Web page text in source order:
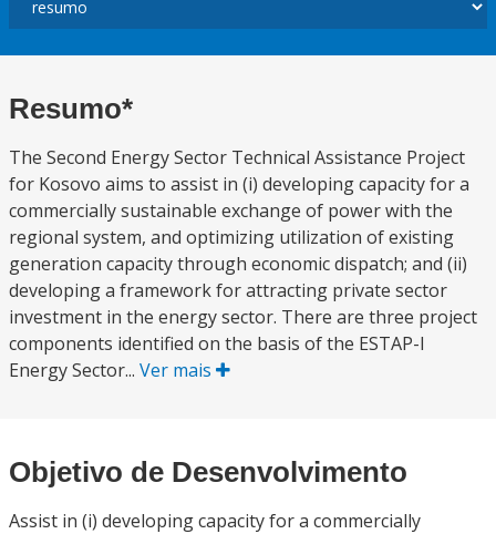
Resumo*
The Second Energy Sector Technical Assistance Project
for Kosovo aims to assist in (i) developing capacity for a
commercially sustainable exchange of power with the
regional system, and optimizing utilization of existing
generation capacity through economic dispatch; and (ii)
developing a framework for attracting private sector
investment in the energy sector. There are three project
components identified on the basis of the ESTAP-I
Energy Sector... Ver mais
Objetivo de Desenvolvimento
Assist in (i) developing capacity for a commercially